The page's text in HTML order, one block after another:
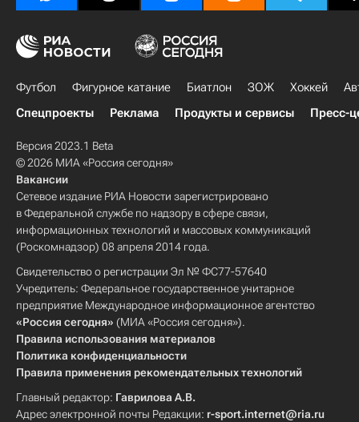
Футбол Фигурное катание Биатлон ЗОЖ Хоккей
Спецпроекты
Реклама Продукты и сервисы Пресс-
Версия 2023.1 Beta
© 2026 МИА «Россия сегодня»
Вакансии
Сетевое издание РИА Новости зарегистрировано
в Федеральной службе по надзору в сфере связи,
информационных технологий и массовых коммуникаций
(Роскомнадзор) 08 апреля 2014 года.
Свидетельство о регистрации Эл № ФС77-57640
Учредитель: Федеральное государственное унитарное
предприятие Международное информационное агентство
«Россия сегодня» (МИА «Россия сегодня»).
Правила использования материалов
Политика конфиденциальности
Правила применения рекомендательных технологий
Главный редактор: Гаврилова А.В.
Адрес электронной почты Редакции: r-sport.internet@ria.ru